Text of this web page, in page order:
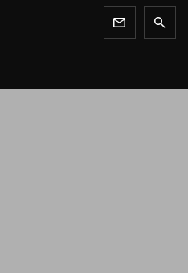
newsletter search